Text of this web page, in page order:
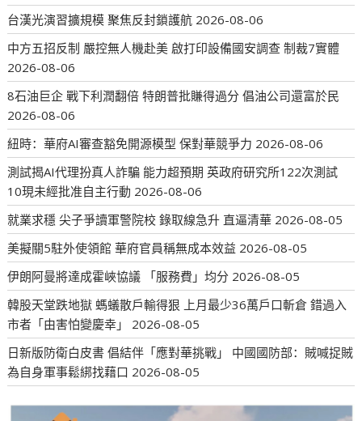
台漢光演習擴規模 聚焦反封鎖護航 2026-08-06
中方五招反制 嚴控無人機赴美 啟打印設備國安調查 制裁7實體
2026-08-06
8石油巨企 戰下利潤翻倍 特朗普批賺得過分 倡油公司還富於民
2026-08-06
紐時：華府AI審查豁免開源模型 保對華競爭力 2026-08-06
測試揭AI代理扮真人詐騙 能力超預期 英政府研究所122次測試
10現未經批准自主行動 2026-08-06
就業求穩 尖子爭讀軍警院校 錄取線急升 直逼清華 2026-08-05
美擬關5駐外使領館 華府官員稱無成本效益 2026-08-05
伊朗阿曼將達成霍峽協議 「服務費」均分 2026-08-05
韓股天堂跌地獄 螞蟻散戶輸得狠 上月最少36萬戶口斬倉 錯過入
市者「由害怕變慶幸」
2026-08-05
日新版防衛白皮書 倡結伴「應對華挑戰」 中國國防部：賊喊捉賊
為自身軍事鬆綁找藉口 2026-08-05